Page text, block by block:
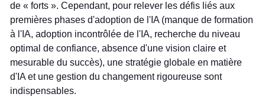
de « forts ». Cependant, pour relever les défis liés aux
premières phases d'adoption de l'IA (manque de formation
à l'IA, adoption incontrôlée de l'IA, recherche du niveau
optimal de confiance, absence d'une vision claire et
mesurable du succès), une stratégie globale en matière
d'IA et une gestion du changement rigoureuse sont
indispensables.